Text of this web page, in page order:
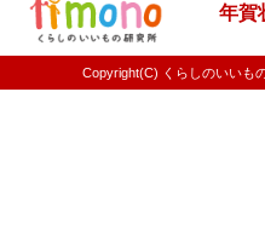
年賀
Copyright(C) くらしのいいも